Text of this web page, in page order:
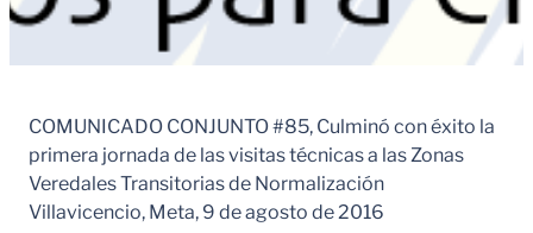
COMUNICADO CONJUNTO #85, Culminó con éxito la
primera jornada de las visitas técnicas a las Zonas
Veredales Transitorias de Normalización
Villavicencio, Meta, 9 de agosto de 2016